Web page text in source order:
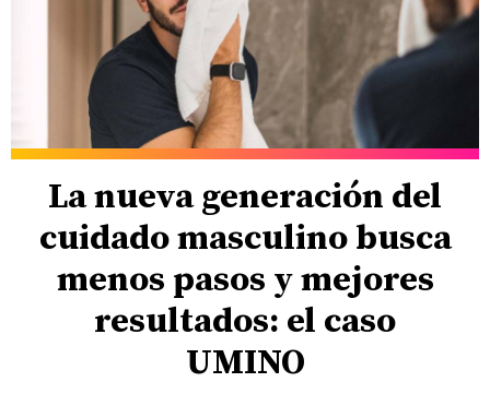
La nueva generación del
cuidado masculino busca
menos pasos y mejores
resultados: el caso
UMINO